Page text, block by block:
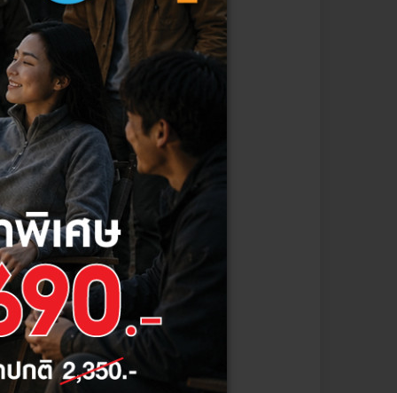
หากไม่มีมาตรการป้องกันที่
วชาญอย่างน้อยปีละหนึ่งครั้ง
การเลือกเบรกเกอร์ที่มี
ประสิทธิภาพ
เชื่อถือ และหลีกเลี่ยงการใช้